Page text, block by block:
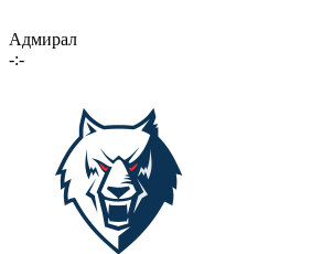
Адмирал
-:-